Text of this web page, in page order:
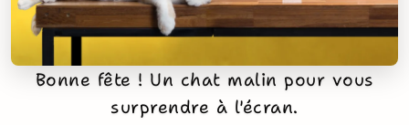
Bonne fête ! Un chat malin pour vous
surprendre à l'écran.